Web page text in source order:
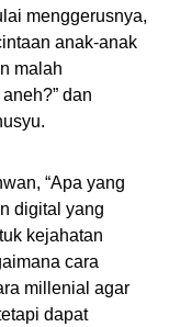
menggerusnya,
anak-anak
malah
dan
“Apa yang
digital yang
kejahatan
cara
millenial agar
dapat